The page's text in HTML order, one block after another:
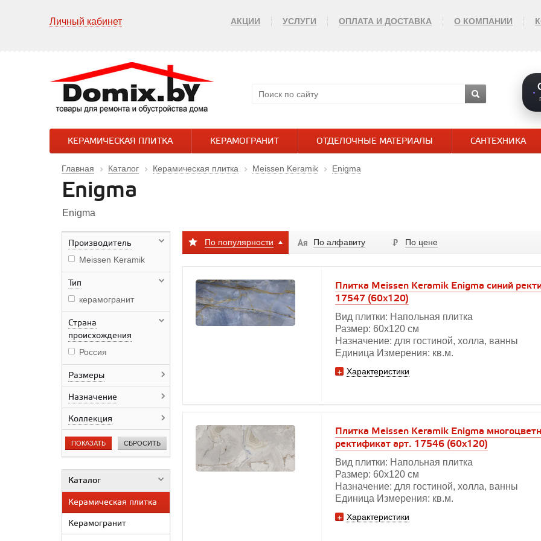
Личный кабинет АКЦИИ УСЛУГИ ОПЛАТА И ДОСТАВКА О КОМПАНИИ
КЕРАМИЧЕСКАЯ ПЛИТКА КЕРАМОГРАНИТ ОТДЕЛОЧНЫЕ МАТЕРИАЛЫ САНТЕХНИКА
Главная Каталог Керамическая плитка Meissen Keramik Enigma
Enigma
Enigma
Производитель
Meissen Keramik
Тип
керамогранит
Страна
происхождения
Россия
Размеры
Назначение
Коллекция
ПОКАЗАТЬ СБРОСИТЬ
Каталог
Керамическая плитка
Керамогранит
По популярности По алфавиту По цене
Плитка Meissen Keramik Enigma синий
17547 (60x120)
Вид плитки: Напольная плитка
Размер: 60х120 см
Назначение: для гостиной, холла, ванны
Единица Измерения: кв.м.
Характеристики
Плитка Meissen Keramik Enigma
ректификат арт. 17546 (60x120)
Вид плитки: Напольная плитка
Размер: 60х120 см
Назначение: для гостиной, холла, ванны
Единица Измерения: кв.м.
Характеристики